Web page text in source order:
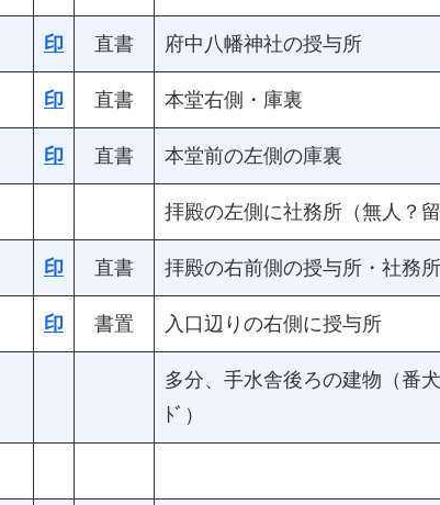
印 直書 府中八幡神社の授与所
印 直書 本堂右側・庫裏
印 直書 本堂前の左側の庫裏
拝殿の左側に社務所（無人？留
印 直書 拝殿の右前側の授与所・社務所
印 書置 入口辺りの右側に授与所
多分、手水舎後ろの建物（番
ﾄﾞ）